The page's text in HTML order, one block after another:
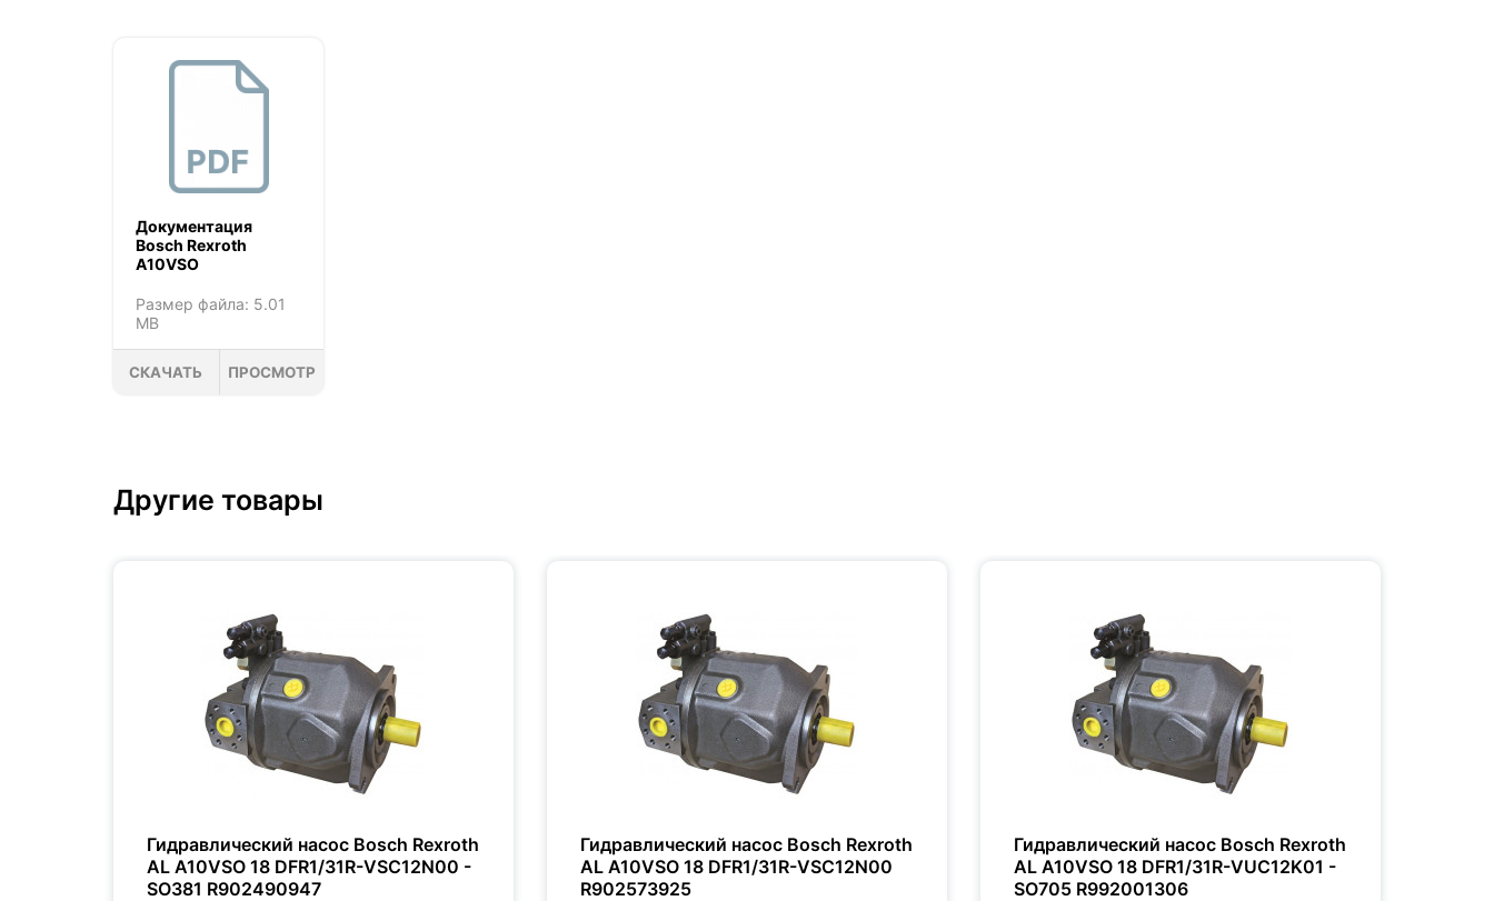
Документация
Bosch Rexroth
A10VSO
Размер файла: 5.01
MB
СКАЧАТЬ ПРОСМОТР
Другие товары
Гидравлический насос Bosch Rexroth
AL A10VSO 18 DFR1/31R-VSC12N00 -
SO381 R902490947
Гидравлический насос Bosch Rexroth
AL A10VSO 18 DFR1/31R-VSC12N00
R902573925
Гидравлический насос Bosch Rexroth
AL A10VSO 18 DFR1/31R-VUC12K01 -
SO705 R992001306